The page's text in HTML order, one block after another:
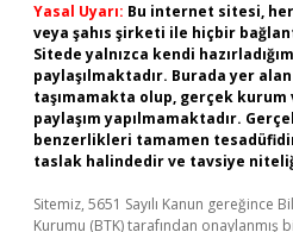
Yasal Uyarı: Bu internet sitesi,
veya şahıs şirketi ile hiçbir
Sitede yalnızca kendi
paylaşılmaktadır. Burada yer
taşımamakta olup, gerçek kurum
paylaşım yapılmamaktadır.
benzerlikleri tamamen
taslak halindedir ve tavsiye
Sitemiz, 5651 Sayılı Kanun gereğince
Kurumu (BTK) tarafından onaylanmış